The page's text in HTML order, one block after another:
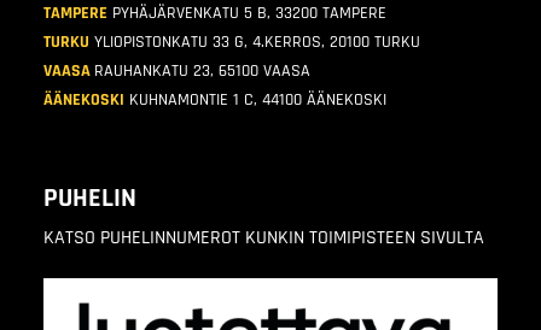
TAMPERE PYHÄJÄRVENKATU 5 B, 33200 TAMPERE
TURKU YLIOPISTONKATU 33 G, 4.KERROS, 20100 TURKU
VAASA RAUHANKATU 23, 65100 VAASA
ÄÄNEKOSKI KUHNAMONTIE 1 C, 44100 ÄÄNEKOSKI
PUHELIN
KATSO PUHELINNUMEROT KUNKIN TOIMIPISTEEN SIVULTA